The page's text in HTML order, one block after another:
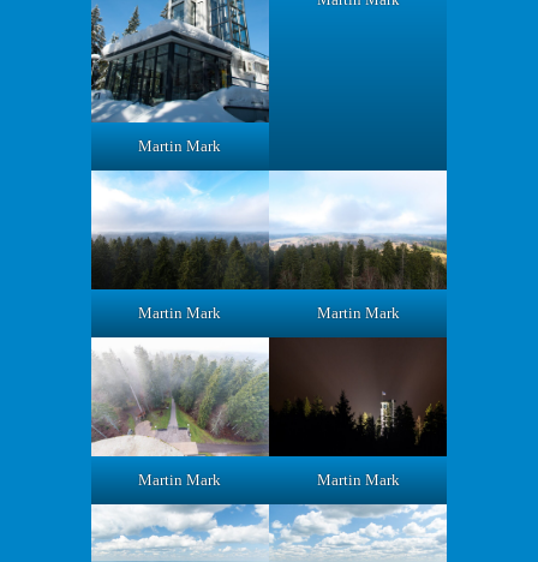
Martin Mark
Martin Mark Martin Mark
Martin Mark Martin Mark